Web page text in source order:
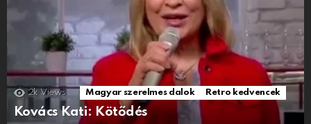
2k Views Magyar szerelmes dalok Retro kedvencek
Kovács Kati: Kötődés